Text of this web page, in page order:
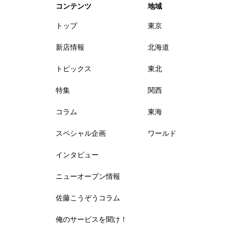
コンテンツ
トップ
新店情報
トピックス
特集
コラム
スペシャル企画
インタビュー
ニューオープン情報
佐藤こうぞうコラム
俺のサービスを聞け！
地域
東京
北海道
東北
関西
東海
ワールド